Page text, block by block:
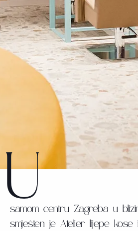
U
samom centru Zagreba u
smješten je Atelier lijepe kose